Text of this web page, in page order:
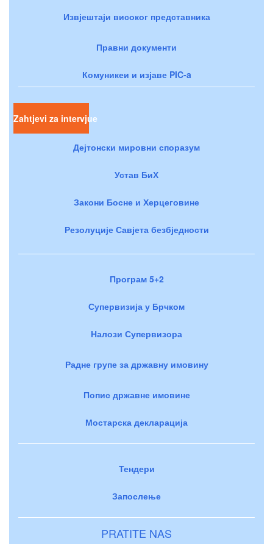
Извјештаји високог представника
Правни документи
Комуникеи и изјаве PIC-a
Zahtjevi za intervjue
Дејтонски мировни споразум
Устав БиХ
Закони Босне и Херцеговине
Резолуције Савјета безбједности
Програм 5+2
Супервизија у Брчком
Налози Супервизора
Радне групе за државну имовину
Попис државне имовине
Мостарска декларација
Тендери
Запослење
PRATITE NAS